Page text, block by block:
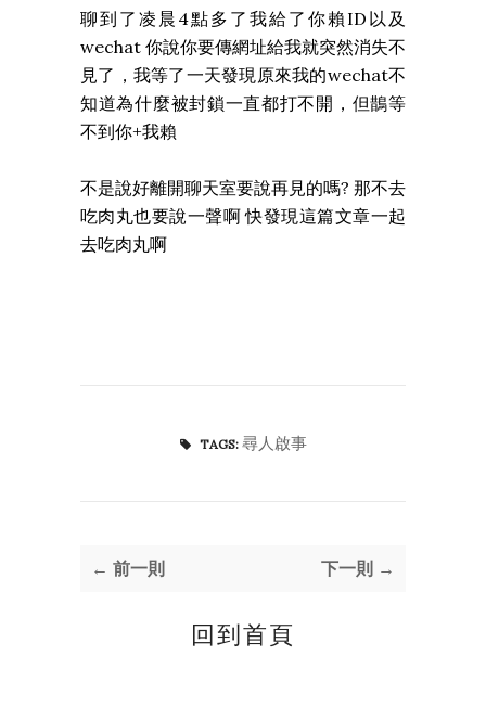
聊到了凌晨4點多了我給了你賴ID以及
wechat 你說你要傳網址給我就突然消失不
見了，我等了一天發現原來我的wechat不
知道為什麼被封鎖一直都打不開，但鵲等
不到你+我賴
不是說好離開聊天室要說再見的嗎? 那不去
吃肉丸也要說一聲啊 快發現這篇文章一起
去吃肉丸啊
TAGS: 尋人啟事
← 前一則 下一則 →
回到首頁